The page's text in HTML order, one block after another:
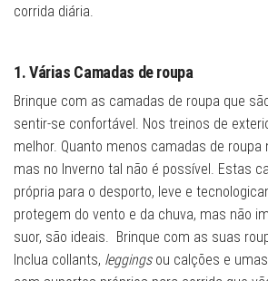
corrida diária.
1. Várias Camadas de roupa
Brinque com as camadas de roupa que
sentir-se confortável. Nos treinos de
melhor. Quanto menos camadas de
mas no Inverno tal não é possível. Estas
própria para o desporto, leve e
protegem do vento e da chuva, mas não
suor, são ideais. Brinque com as suas
Inclua collants, leggingsou calções e